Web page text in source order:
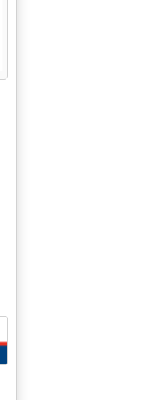
DI USCIRE DA UN
DEPOSITI DI GPL'